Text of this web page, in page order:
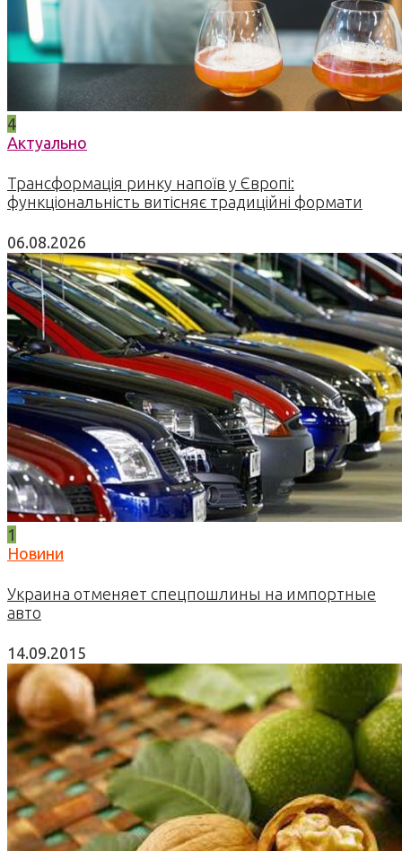
4
Актуально
Трансформація ринку напоїв у Європі:
функціональність витісняє традиційні формати
06.08.2026
1
Новини
Украина отменяет спецпошлины на импортные
авто
14.09.2015